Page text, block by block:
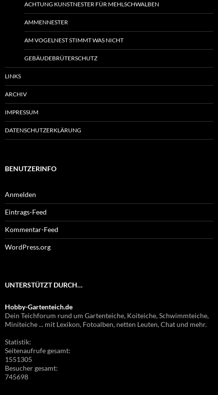
ACHTUNG KUNSTNESTER FÜR MEHLSCHWALBEN
AMMENNESTER
AM VOGELNEST STIMMT WAS NICHT
GEBÄUDEBRÜTERSCHUTZ
LINKS
ARCHIV
IMPRESSUM
DATENSCHUTZERKLÄRUNG
BENUTZERINFO
Anmelden
Eintrags-Feed
Kommentar-Feed
WordPress.org
UNTERSTÜTZT DURCH…
Hobby-Gartenteich.de
Dein Teichforum rund um Gartenteiche, Koiteiche, Schwimmteiche,
Miniteiche ... mit Lexikon, Fotoalben, netten Leuten, Chat und mehr.
Statistik:
Seitenaufrufe gesamt:
1551305
Besucher gesamt:
745698